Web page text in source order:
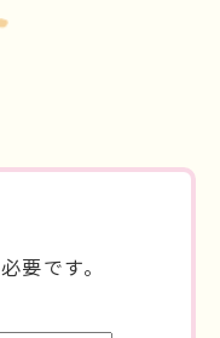
要です。